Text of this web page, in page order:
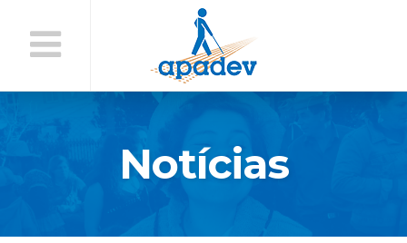
Conteúdo
Notícias